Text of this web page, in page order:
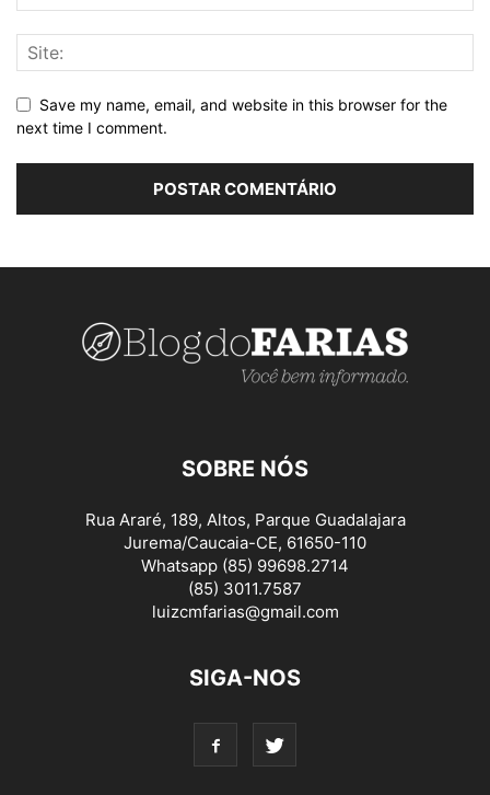
Save my name, email, and website in this browser for the
next time I comment.
SOBRE NÓS
Rua Araré, 189, Altos, Parque Guadalajara
Jurema/Caucaia-CE, 61650-110
Whatsapp (85) 99698.2714
(85) 3011.7587
luizcmfarias@gmail.com
SIGA-NOS